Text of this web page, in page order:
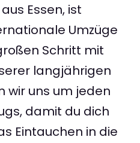
aus Essen, ist
Umzüge
Schritt mit
langjährigen
wir uns um jeden
damit du dich
Eintauchen in die